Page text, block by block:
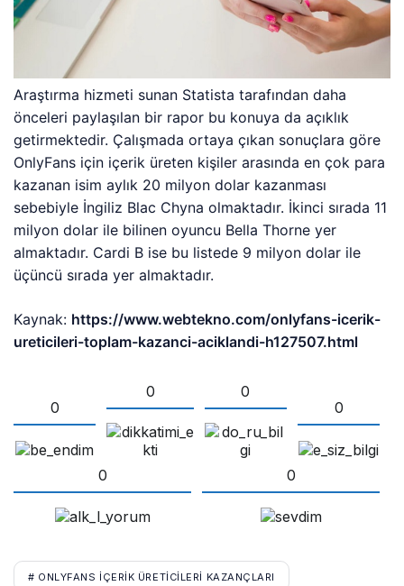
Araştırma hizmeti sunan Statista tarafından daha
önceleri paylaşılan bir rapor bu konuya da açıklık
getirmektedir. Çalışmada ortaya çıkan sonuçlara göre
OnlyFans için içerik üreten kişiler arasında en çok para
kazanan isim aylık 20 milyon dolar kazanması
sebebiyle İngiliz Blac Chyna olmaktadır. İkinci sırada 11
milyon dolar ile bilinen oyuncu Bella Thorne yer
almaktadır. Cardi B ise bu listede 9 milyon dolar ile
üçüncü sırada yer almaktadır.
Kaynak: https://www.webtekno.com/onlyfans-icerik-
ureticileri-toplam-kazanci-aciklandi-h127507.html
0
0
0
0
0 0
# ONLYFANS IÇERIK ÜRETICILERI KAZANÇLARI